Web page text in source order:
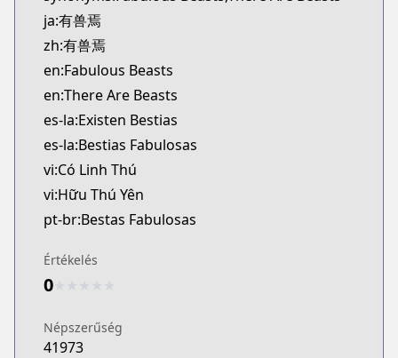
ja:有兽焉
zh:有兽焉
en:Fabulous Beasts
en:There Are Beasts
es-la:Existen Bestias
es-la:Bestias Fabulosas
vi:Có Linh Thú
vi:Hữu Thú Yên
pt-br:Bestas Fabulosas
Értékelés
0
Népszerűség
41973